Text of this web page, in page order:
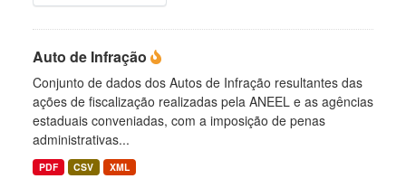
Auto de Infração
Conjunto de dados dos Autos de Infração resultantes das
ações de fiscalização realizadas pela ANEEL e as agências
estaduais conveniadas, com a imposição de penas
administrativas...
PDF CSV XML